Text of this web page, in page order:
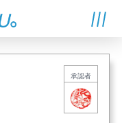
承認者